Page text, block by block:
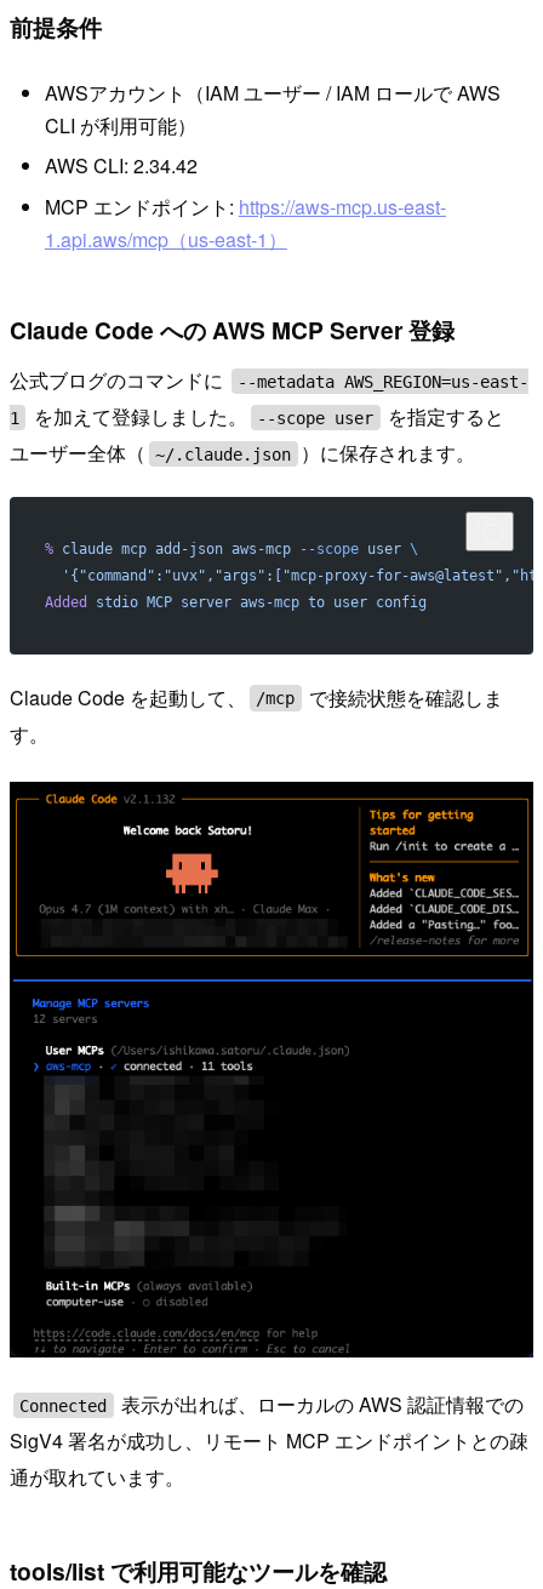
前提条件
AWSアカウント（IAM ユーザー / IAM ロールで AWS
CLI が利用可能）
AWS CLI: 2.34.42
MCP エンドポイント: https://aws-mcp.us-east-
1.api.aws/mcp（us-east-1）
Claude Code への AWS MCP Server 登録
公式ブログのコマンドに
--metadata AWS_REGION=us-east-
1
を加えて登録しました。 --scope user
を指定すると
ユーザー全体（
~/.claude.json ）に保存されます。
% claude mcp add-json aws-mcp --scope user \
'{"command":"uvx","args":["mcp-proxy-for-
Added
stdio MCP server aws-mcp to user config
Claude Code を起動して、 /mcp
で接続状態を確認しま
す。
Connected
表示が出れば、ローカルの AWS 認証情報での
SigV4 署名が成功し、リモート MCP エンドポイントとの疎
通が取れています。
tools/list で利用可能なツールを確認